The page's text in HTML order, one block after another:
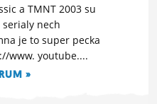
a TMNT 2003 su
nech
je to super pecka
www. youtube....
»